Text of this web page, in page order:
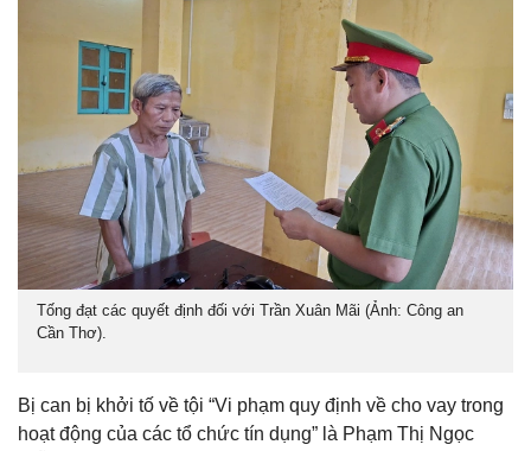
Tống đạt các quyết định đối với Trần Xuân Mãi (Ảnh: Công an
Cần Thơ).
Bị can bị khởi tố về tội “Vi phạm quy định về cho vay trong
hoạt động của các tổ chức tín dụng” là Phạm Thị Ngọc